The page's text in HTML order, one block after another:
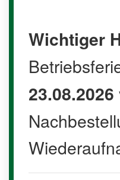
Wichtiger
23.08.2026